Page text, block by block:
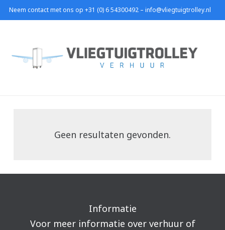
Neem contact met ons op +31 (0) 6 54300492 – info@vliegtuigtrolley.nl
Geen resultaten gevonden.
Informatie
Voor meer informatie over verhuur of